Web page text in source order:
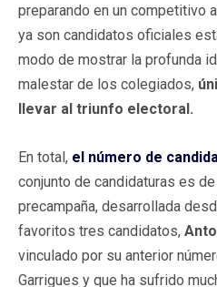
preparando en un competitivo
ya son candidatos oficiales
modo de mostrar la profunda
malestar de los colegiados,
llevar al triunfo electoral.
En total, el número de
conjunto de candidaturas es
precampaña, desarrollada
favoritos tres candidatos,
vinculado por su anterior
Garrigues y que ha sufrido